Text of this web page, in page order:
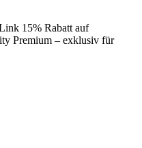
15% Rabatt auf
Premium – exklusiv für